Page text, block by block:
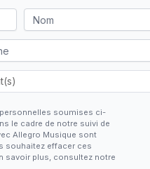
soumises ci-
le cadre de notre suivi de
Allegro Musique sont
souhaitez effacer ces
savoir plus, consultez notre